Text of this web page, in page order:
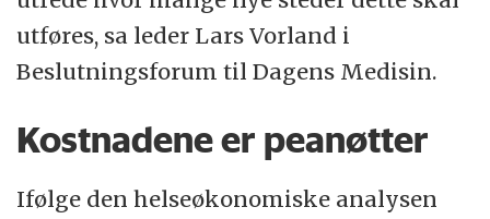
utføres, sa leder Lars Vorland i
Beslutningsforum til Dagens Medisin.
Kostnadene er peanøtter
Ifølge den helseøkonomiske analysen